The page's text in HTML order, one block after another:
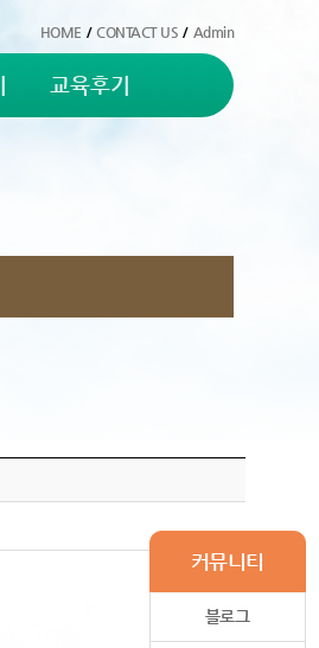
Admin
/
CONTACT US
/
HOME
교육후기
커뮤니티
블로그